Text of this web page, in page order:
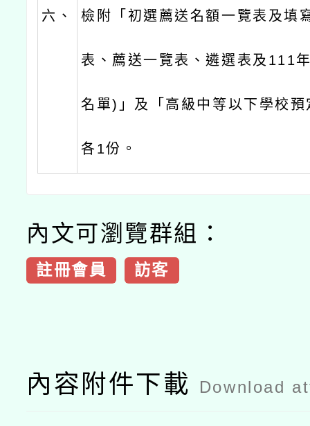
六、 檢附「初選薦送名額一覽表及填
表、薦送一覽表、遴選表及111
名單)」及「高級中等以下學校
各1份。
內文可瀏覽群組：
註冊會員 訪客
內容附件下載 Download